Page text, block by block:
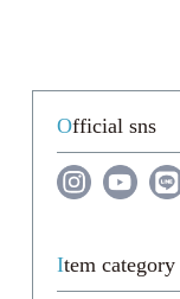
Official sns
Item category